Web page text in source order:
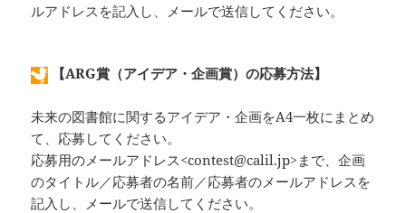
ルアドレスを記入し、メールで送信してください。
【ARG賞（アイデア・企画賞）の応募方法】
未来の図書館に関するアイデア・企画をA4一枚にまとめ
て、応募してください。
応募用のメールアドレス<contest@calil.jp>まで、企画
のタイトル／応募者の名前／応募者のメールアドレスを
記入し、メールで送信してください。